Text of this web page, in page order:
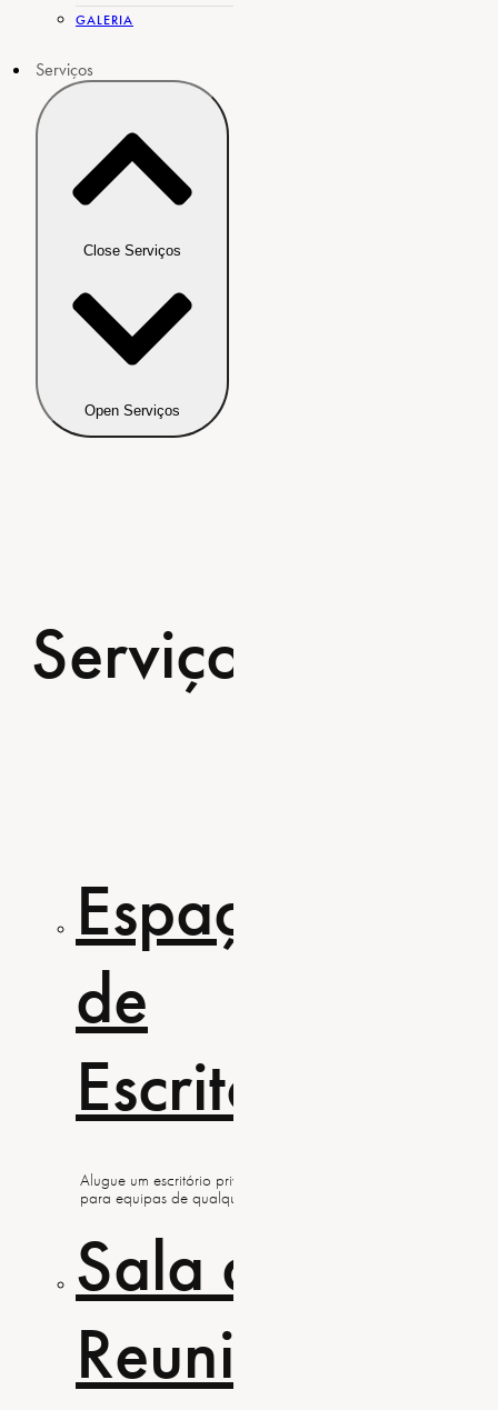
GALERIA
Serviços
Close Serviços
Open Serviços
Serviços
Espaço
de
Escritórios
Alugue um escritório privado em Lisboa
para equipas de qualquer dimensão
Sala de
Reunião